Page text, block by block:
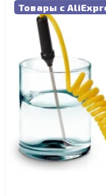
Товары с